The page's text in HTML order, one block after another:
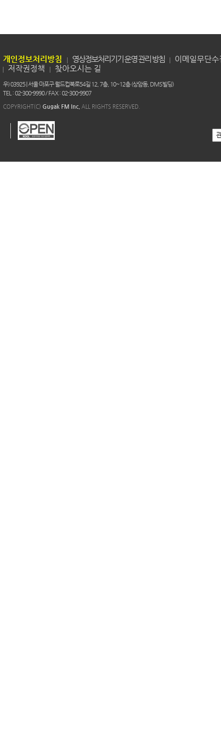
개인정보처리방침 영상정보처리기기 운영 관리 방침
이메일무단
저작권정책
찾아오시는 길
우) 03925 | 서울 마포구 월드컵북로54길 12, 7층, 10~12층 (상암동, DMS빌딩)
TEL : 02-300-9990 / FAX : 02-300-9907
COPYRIGHT(C) Gugak FM Inc. ALL RIGHTS RESERVED.